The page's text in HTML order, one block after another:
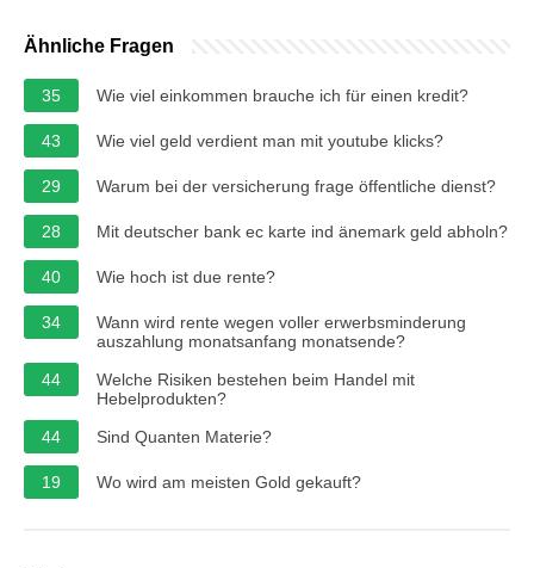
Ähnliche Fragen
35 Wie viel einkommen brauche ich für einen kredit?
43 Wie viel geld verdient man mit youtube klicks?
29 Warum bei der versicherung frage öffentliche dienst?
28 Mit deutscher bank ec karte ind änemark geld abholn?
40 Wie hoch ist due rente?
34
Wann wird rente wegen voller erwerbsminderung
auszahlung monatsanfang monatsende?
44
Welche Risiken bestehen beim Handel mit
Hebelprodukten?
44
Sind Quanten Materie?
19 Wo wird am meisten Gold gekauft?